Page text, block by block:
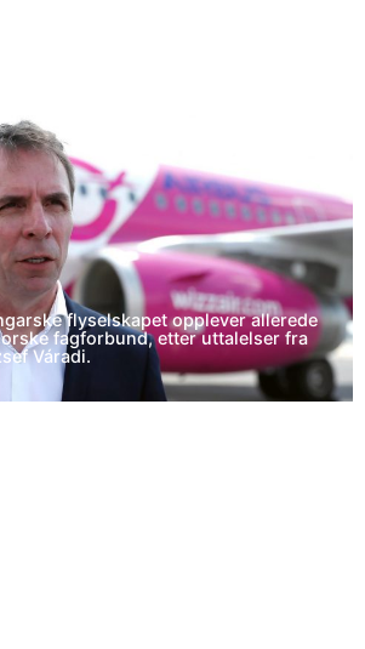
flyselskapet opplever allerede
fagforbund, etter uttalelser fra
Váradi.